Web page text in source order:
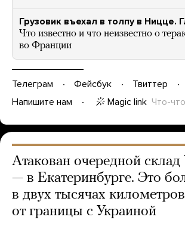
Грузовик въехал в толпу в Ницце.
Что известно и что неизвестно о
во Франции
Телеграм Фейсбук Твиттер
Напишите нам
Magic link Что-
Атакован очередной
— в Екатеринбурге. Это
в двух тысячах километров
от границы с Украиной